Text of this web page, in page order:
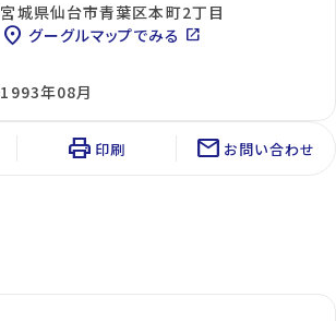
宮城県仙台市青葉区本町2丁目
location_on グーグルマップでみる open_in_new
1993年08月
print 印刷 mail お問い合わせ